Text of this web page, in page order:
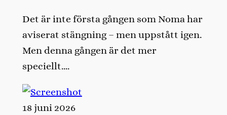
Det är inte första gången som Noma har
aviserat stängning – men uppstått igen.
Men denna gången är det mer
speciellt….
18 juni 2026